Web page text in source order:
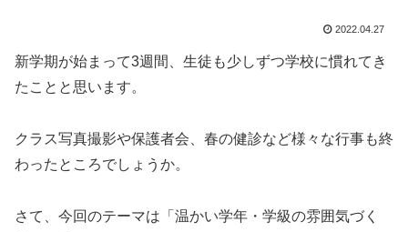
2022.04.27
新学期が始まって3週間、生徒も少しずつ学校に慣れてき
たことと思います。
クラス写真撮影や保護者会、春の健診など様々な行事も終
わったところでしょうか。
さて、今回のテーマは「温かい学年・学級の雰囲気づく